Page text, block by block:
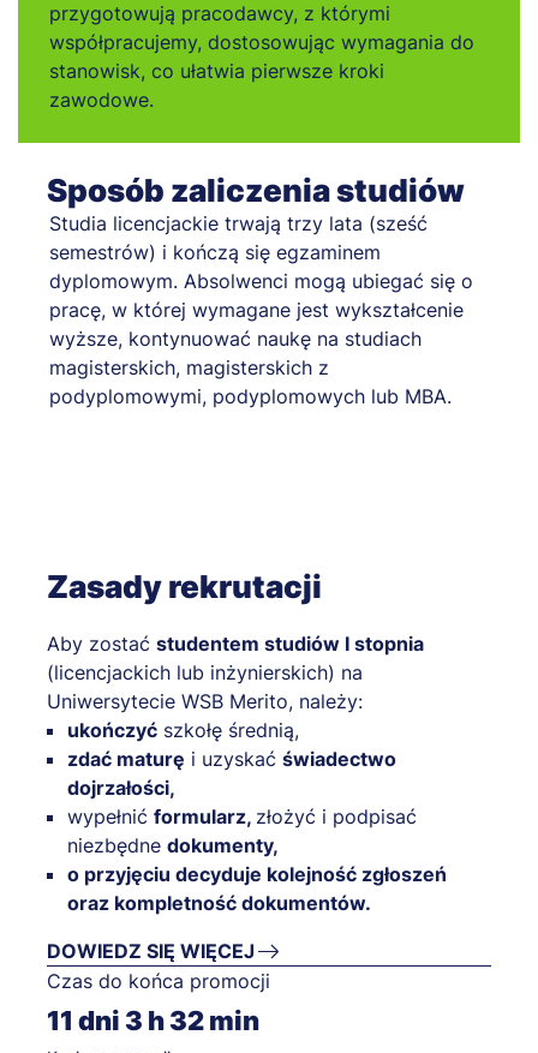
przygotowują pracodawcy, z którymi
współpracujemy, dostosowując wymagania do
stanowisk, co ułatwia pierwsze kroki
zawodowe.
Sposób zaliczenia studiów
Studia licencjackie trwają trzy lata (sześć
semestrów) i kończą się egzaminem
dyplomowym. Absolwenci mogą ubiegać się o
pracę, w której wymagane jest wykształcenie
wyższe, kontynuować naukę na studiach
magisterskich, magisterskich z
podyplomowymi, podyplomowych lub MBA.
Zasady rekrutacji
Aby zostać studentem studiów I stopnia
(licencjackich lub inżynierskich) na
Uniwersytecie WSB Merito, należy:
ukończyć szkołę średnią,
zdać maturę i uzyskać świadectwo
dojrzałości,
wypełnić formularz, złożyć i podpisać
niezbędne dokumenty,
o przyjęciu decyduje kolejność zgłoszeń
oraz kompletność dokumentów.
DOWIEDZ SIĘ WIĘCEJ
Czas do końca promocji
11 dni3 h32min